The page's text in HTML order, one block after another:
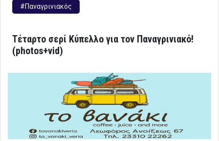
#Παναγρινιακός
Τέταρτο σερί Κύπελλο για τον Παναγρινιακό!
(photos+vid)